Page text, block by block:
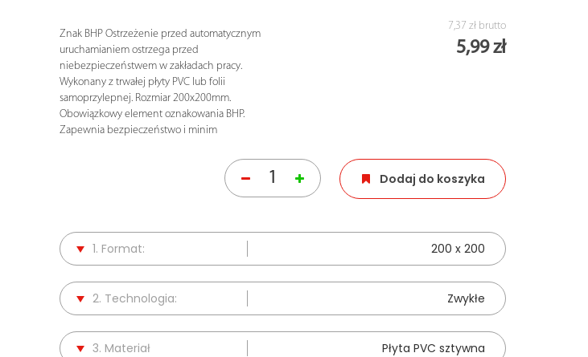
Znak BHP Ostrzeżenie przed automatycznym
uruchamianiem ostrzega przed
niebezpieczeństwem w zakładach pracy.
Wykonany z trwałej płyty PVC lub folii
samoprzylepnej. Rozmiar 200x200mm.
Obowiązkowy element oznakowania BHP.
Zapewnia bezpieczeństwo i minim
7,37 zł brutto
5,99 zł
Dodaj do koszyka
1. Format: 200 x 200
2. Technologia: Zwykłe
3. Materiał Płyta PVC sztywna